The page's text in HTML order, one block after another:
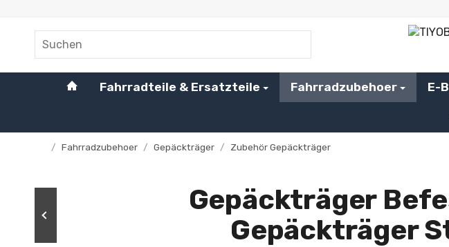
#custom.linkHome#
Fahrradteile & Ersatzteile Fahrradzubehoer E-
/ Fahrradzubehoer / Gepäckträger / Zubehör Gepäckträger
Gepäckträger
Gepäckträger